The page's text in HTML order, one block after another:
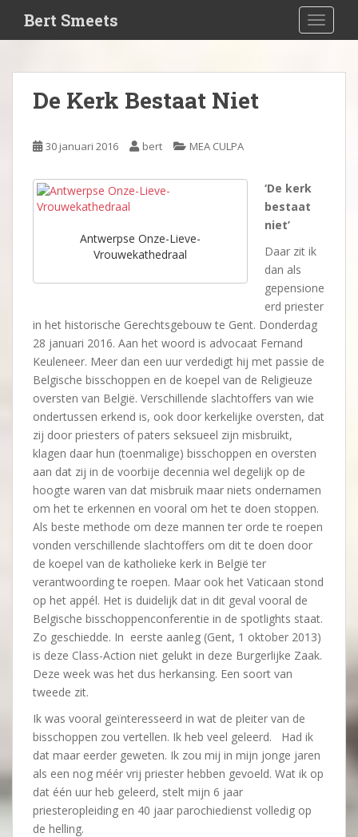
i
Bert Smeets
De Kerk Bestaat Niet
30 januari 2016 bert MEA CULPA
Antwerpse Onze-Lieve-
Vrouwekathedraal
‘De kerk
bestaat
niet’
Daar zit ik
dan als
gepensione
erd priester
in het historische Gerechtsgebouw te Gent. Donderdag
28 januari 2016. Aan het woord is advocaat Fernand
Keuleneer. Meer dan een uur verdedigt hij met passie de
Belgische bisschoppen en de koepel van de Religieuze
oversten van België. Verschillende slachtoffers van wie
ondertussen erkend is, ook door kerkelijke oversten, dat
zij door priesters of paters seksueel zijn misbruikt,
klagen daar hun (toenmalige) bisschoppen en oversten
aan dat zij in de voorbije decennia wel degelijk op de
hoogte waren van dat misbruik maar niets ondernamen
om het te erkennen en vooral om het te doen stoppen.
Als beste methode om deze mannen ter orde te roepen
vonden verschillende slachtoffers om dit te doen door
de koepel van de katholieke kerk in België ter
verantwoording te roepen. Maar ook het Vaticaan stond
op het appél. Het is duidelijk dat in dit geval vooral de
Belgische bisschoppenconferentie in de spotlights staat.
Zo geschiedde. In eerste aanleg (Gent, 1 oktober 2013)
is deze Class-Action niet gelukt in deze Burgerlijke Zaak.
Deze week was het dus herkansing. Een soort van
tweede zit.
Ik was vooral geïnteresseerd in wat de pleiter van de
bisschoppen zou vertellen. Ik heb veel geleerd. Had ik
dat maar eerder geweten. Ik zou mij in mijn jonge jaren
als een nog méér vrij priester hebben gevoeld. Wat ik op
dat één uur heb geleerd, stelt mijn 6 jaar
priesteropleiding en 40 jaar parochiedienst volledig op
de helling.